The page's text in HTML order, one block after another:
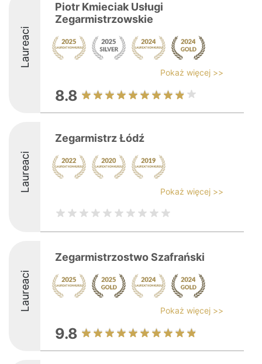
Laureaci
Piotr Kmieciak Usługi
Zegarmistrzowskie
Pokaż więcej >>
8.8
Laureaci
Zegarmistrz Łódź
Pokaż więcej >>
Laureaci
Zegarmistrzostwo Szafrański
Pokaż więcej >>
9.8